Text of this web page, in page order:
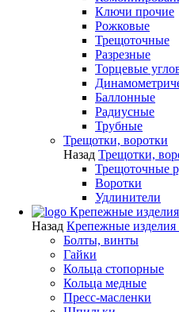
Ключи прочие
Рожковые
Трещоточные
Разрезные
Торцевые
Баллонные
Радиусные
Трубные
Трещотки, воротки
Назад Трещотки,
Трещоточные
Воротки
Удлинители
Крепежные
Назад Крепежные изделия
Болты, винты
Гайки
Кольца стопорные
Кольца медные
Пресс-масленки